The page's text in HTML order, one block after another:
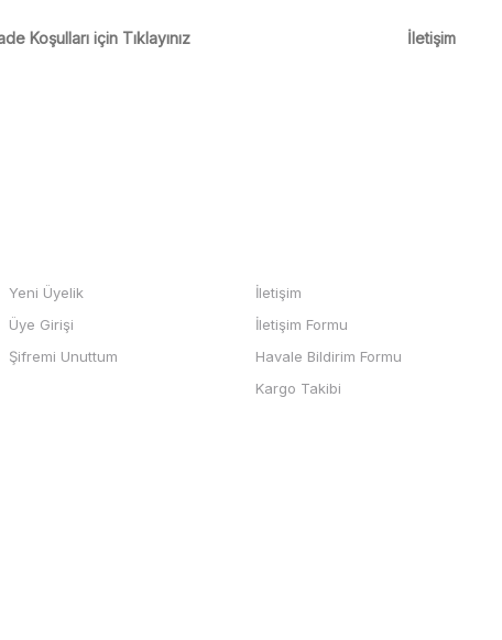
ve odeme kolay , büyük
Koşulları için Tıklayınız İletişim
Yeni Üyelik
Üye Girişi
Şifremi Unuttum
İletişim
İletişim Formu
Havale Bildirim Formu
Kargo Takibi